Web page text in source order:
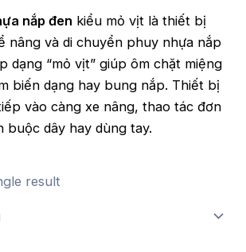
nắp đen kiểu mỏ vịt là thiết bị
nâng và di chuyển phuy nhựa nắp
dạng “mỏ vịt” giúp ôm chặt miệng
biến dạng hay bung nắp. Thiết bị
vào càng xe nâng, thao tác đơn
buộc dây hay dùng tay.
result